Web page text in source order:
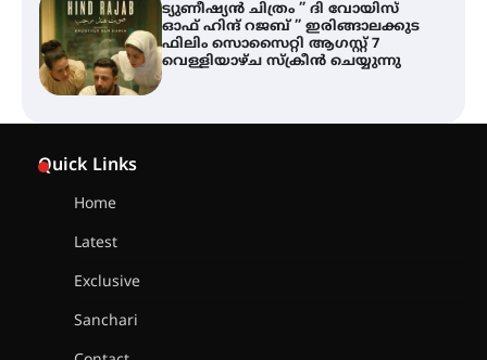
ട്യുണീഷ്യൻ ചിത്രം ” ദി വോയിസ്
ഓഫ് ഹിന്ദ് റജബ് ” ഇരിങ്ങാലക്കുട
ഫിലിം സൊസൈറ്റി ആഗസ്റ്റ് 7
വെള്ളിയാഴ്ച സ്‌ക്രീൻ ചെയ്യുന്നു
Quick Links
Home
Latest
Exclusive
Sanchari